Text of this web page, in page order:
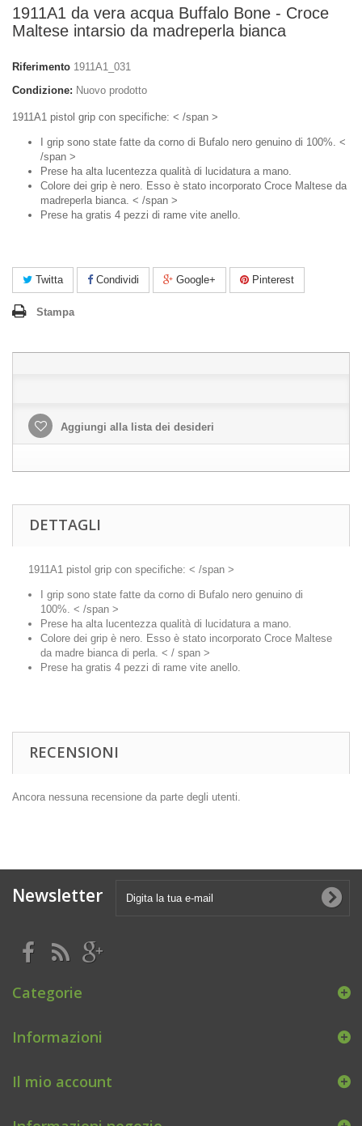
1911A1 da vera acqua Buffalo Bone - Croce
Maltese intarsio da madreperla bianca
Riferimento 1911A1_031
Condizione: Nuovo prodotto
1911A1 pistol grip con specifiche: < /span >
I grip sono state fatte da corno di Bufalo nero genuino di 100%. <
/span >
Prese ha alta lucentezza qualità di lucidatura a mano.
Colore dei grip è nero. Esso è stato incorporato Croce Maltese da
madreperla bianca. < /span >
Prese ha gratis 4 pezzi di rame vite anello.
Twitta Condividi Google+ Pinterest
Stampa
Aggiungi alla lista dei desideri
DETTAGLI
1911A1 pistol grip con specifiche: < /span >
I grip sono state fatte da corno di Bufalo nero genuino di
100%. < /span >
Prese ha alta lucentezza qualità di lucidatura a mano.
Colore dei grip è nero. Esso è stato incorporato Croce Maltese
da madre bianca di perla. < / span >
Prese ha gratis 4 pezzi di rame vite anello.
RECENSIONI
Ancora nessuna recensione da parte degli utenti.
Newsletter
Categorie
Informazioni
Il mio account